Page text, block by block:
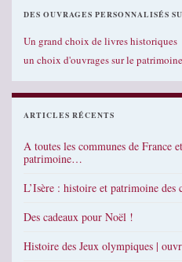
DES OUVRAGES PERSONNALISÉS
Un grand choix de livres historiques
un choix d'ouvrages sur le patrimoine
ARTICLES RÉCENTS
A toutes les communes de France
patrimoine…
L’Isère : histoire et patrimoine des
Des cadeaux pour Noël !
Histoire des Jeux olympiques |